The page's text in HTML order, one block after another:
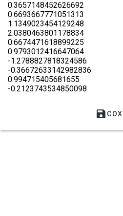
0.3657148452626692
0.6693667771051313
1.1349023454129248
2.0380463801178834
0.6674471618899225
0.9793012416647064
-1.2788827818324586
-0.36672633142982836
0.994715405681655
-0.2123743534850098
